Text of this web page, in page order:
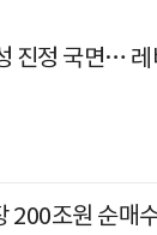
진정 국면…
200조원 순매